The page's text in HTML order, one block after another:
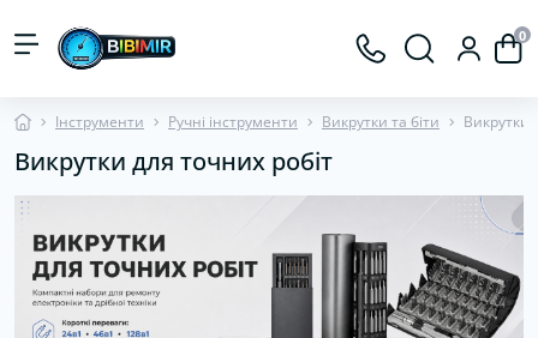
0
Інструменти Ручні інструменти Викрутки та біти Викрутки
Викрутки для точних робіт